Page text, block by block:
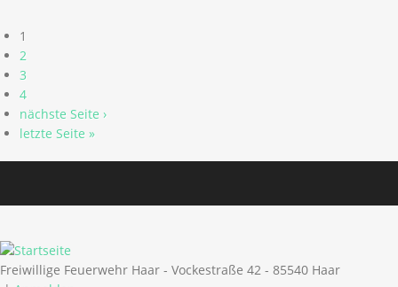
1
2
3
4
nächste Seite ›
letzte Seite »
Freiwillige Feuerwehr Haar - Vockestraße 42 - 85540 Haar